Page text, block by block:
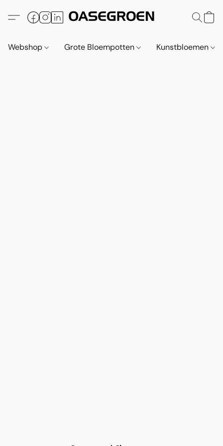
Webshop Grote Bloempotten Kunstbloemen